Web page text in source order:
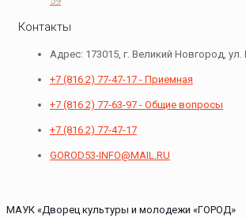
Контакты
Адрес: 173015, г. Великий Новгород, ул.
+7 (816 2) 77-47-17 - Приемная
+7 (816 2) 77-63-97 - Общие вопросы
+7 (816 2) 77-47-17
GOROD53-INFO@MAIL.RU
МАУК «Дворец культуры и молодежи «ГОРОД»